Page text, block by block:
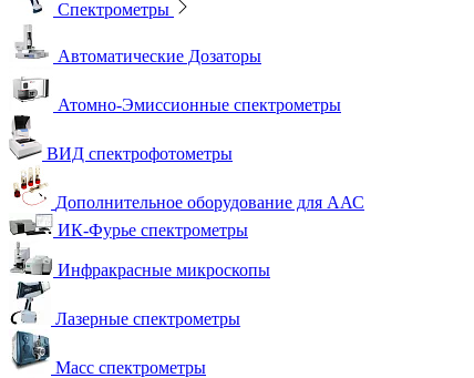
Спектрометры
Автоматические Дозаторы
Атомно-Эмиссионные спектрометры
ВИД спектрофотометры
Дополнительное оборудование для ААС
ИК-Фурье спектрометры
Инфракрасные микроскопы
Лазерные спектрометры
Масс спектрометры